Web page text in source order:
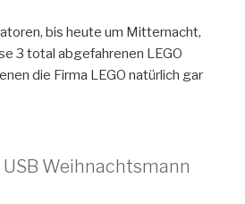
bis heute um Mitternacht,
3 total abgefahrenen LEGO
die Firma LEGO natürlich gar
USB Weihnachtsmann